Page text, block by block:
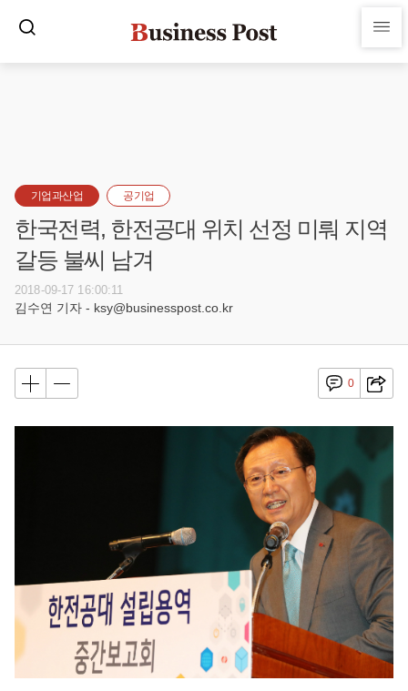
기업과산업 공기업
한국전력, 한전공대 위치 선정 미뤄 지역
갈등 불씨 남겨
2018-09-17 16:00:11
김수연 기자 - ksy@businesspost.co.kr
0